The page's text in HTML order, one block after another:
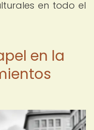
en todo el
en la